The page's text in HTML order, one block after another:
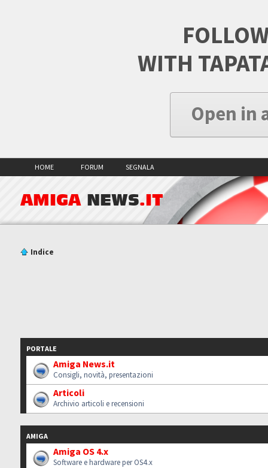
WITH
Open in
HOME FORUM SEGNALA
AMIGA NEWS.IT
Indice
PORTALE
Amiga News.it
Consigli, novità, presentazioni
Articoli
Archivio articoli e recensioni
AMIGA
Amiga OS 4.x
Software e hardware per OS4.x